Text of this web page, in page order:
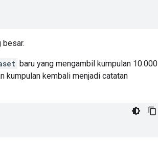
baru yang mengambil kumpulan 10.000
kumpulan kembali menjadi catatan